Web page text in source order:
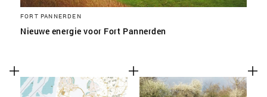
FORT PANNERDEN
Nieuwe energie voor Fort Pannerden